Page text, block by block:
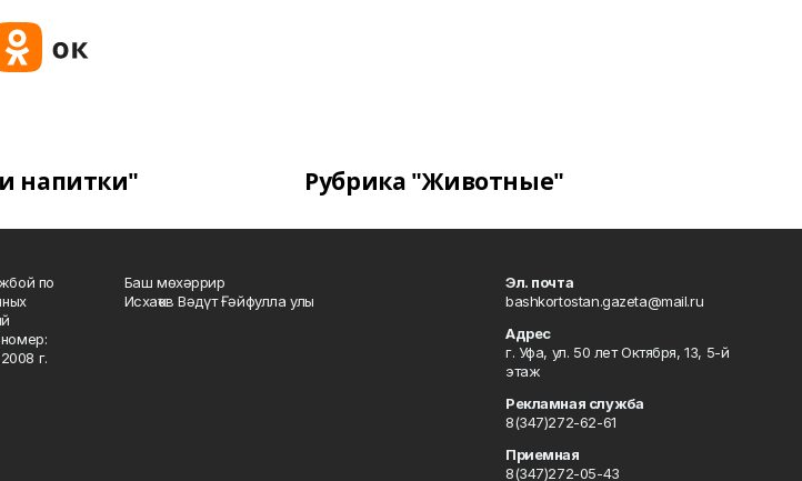
напитки" Рубрика "Животные"
по
г.
Баш мөхәррир
Исхаҡов Вәдүт Ғәйфулла улы
Эл. почта
bashkortostan.gazeta@mail.ru
Адрес
г. Уфа, ул. 50 лет Октября, 13, 5-й
этаж
Рекламная служба
8(347)272-62-61
Приемная
8(347)272-05-43